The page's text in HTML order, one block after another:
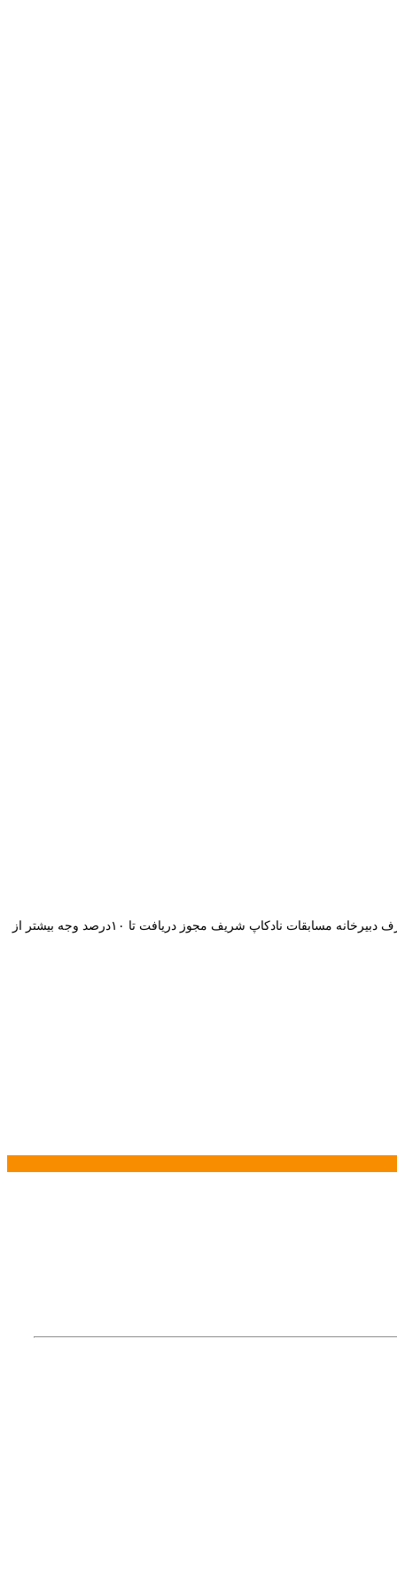
قابل ذکر است با توجه به هزینه‌های جانبی گردآوری تیم‌ها شامل (آموزش، بیمه سفر، حق‌الزحمه مربی و …) نماینده‌های محترم ثبت‌نام در صورت نیاز از طرف دبیرخانه مسابقات نادکاپ شریف مجوز دریافت تا ۱۰درصد وجه بیشتر از